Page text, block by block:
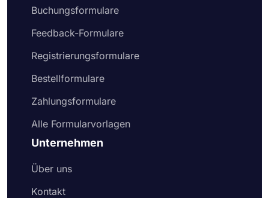
Buchungsformulare
Feedback-Formulare
Registrierungsformulare
Bestellformulare
Zahlungsformulare
Alle Formularvorlagen
Unternehmen
Über uns
Kontakt